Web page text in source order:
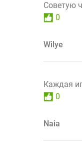
Советую
0
Wilye
Каждая
0
Naia